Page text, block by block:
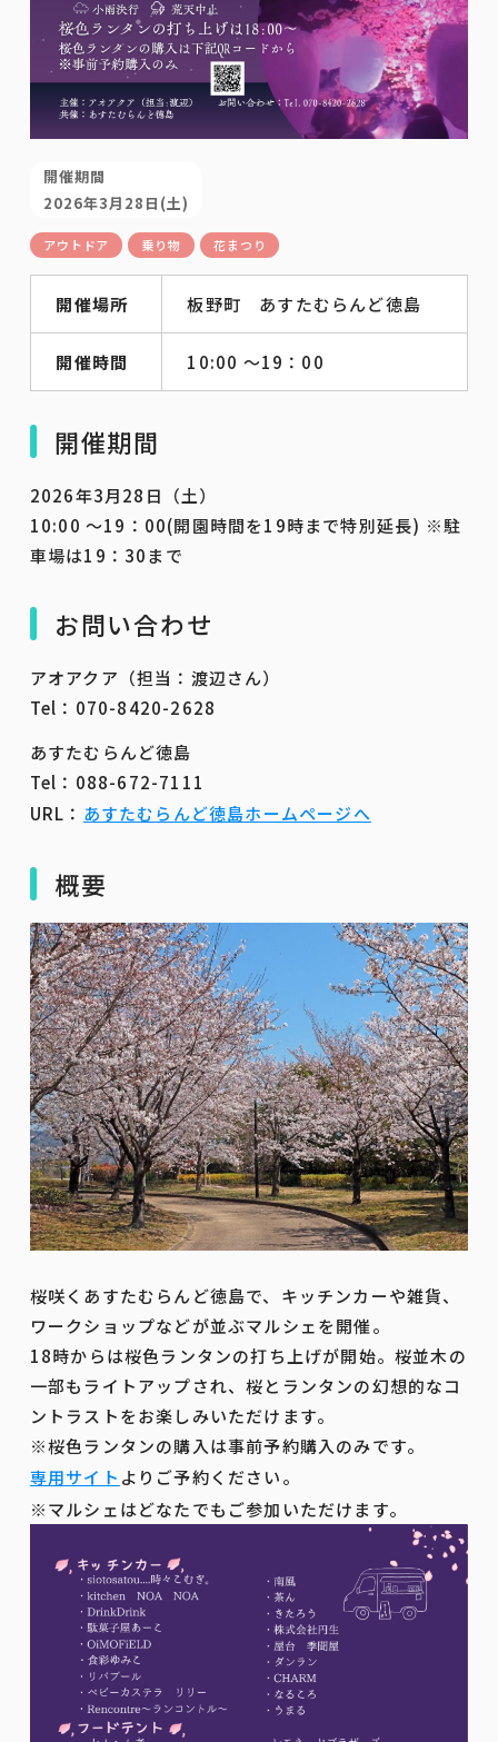
開催期間
2026年3月28日(土)
アウトドア 乗り物 花まつり
開催場所 板野町 あすたむらんど徳島
開催時間 10:00 ～19：00
開催期間
2026年3月28日（土）
10:00 ～19：00(開園時間を19時まで特別延長) ※駐
車場は19：30まで
お問い合わせ
アオアクア（担当：渡辺さん）
Tel：070-8420-2628
あすたむらんど徳島
Tel：088-672-7111
URL： あすたむらんど徳島ホームページへ
概要
桜咲くあすたむらんど徳島で、キッチンカーや雑貨、
ワークショップなどが並ぶマルシェを開催。
18時からは桜色ランタンの打ち上げが開始。桜並木の
一部もライトアップされ、桜とランタンの幻想的なコ
ントラストをお楽しみいただけます。
※桜色ランタンの購入は事前予約購入のみです。
専用サイト よりご予約ください。
※マルシェはどなたでもご参加いただけます。